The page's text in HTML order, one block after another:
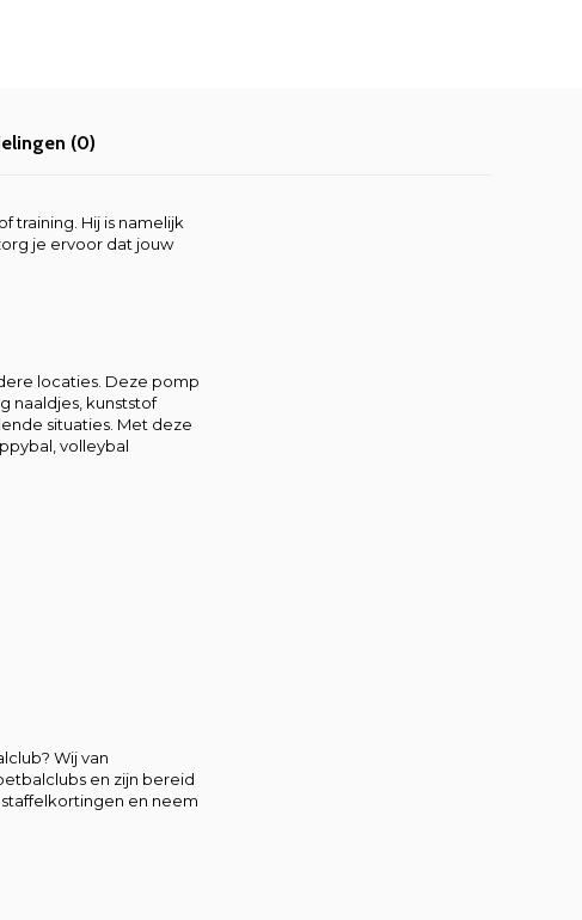
(0)
Hij is namelijk
je ervoor dat jouw
locaties. Deze pomp
naaldjes, kunststof
situaties. Met deze
volleybal
Wij van
en zijn bereid
en neem